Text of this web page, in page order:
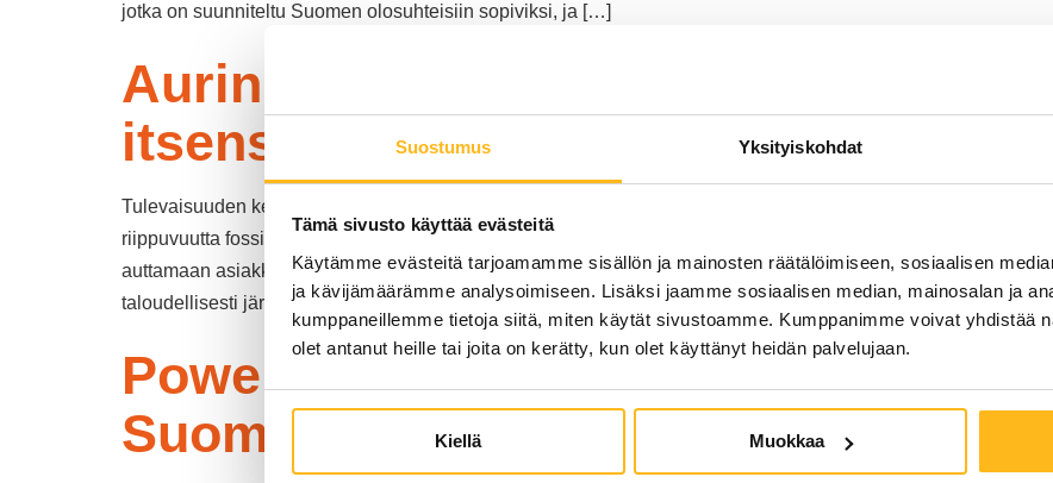
Suostumus Yksityiskohdat
Tämä sivusto käyttää evästeitä
Käytämme evästeitä tarjoamamme sisällön ja mainosten räätälöimiseen, sosiaalisen
ja kävijämäärämme analysoimiseen. Lisäksi jaamme sosiaalisen median, mainosalan ja
kumppaneillemme tietoja siitä, miten käytät sivustoamme. Kumppanimme voivat yhdistää
olet antanut heille tai joita on kerätty, kun olet käyttänyt heidän palvelujaan.
Kiellä Muokkaa
jotka on suunniteltu Suomen olosuhteisiin sopiviksi, ja […]
Aurinkosähköjärjestelmät: sijoitus,
itsensä takaisin
Tulevaisuuden kestävä sijoitus Aurinkoenergia on noussut yhdeksi suosituimmista tavoista tuottaa puhdasta
riippuvuutta fossiilisista polttoaineista, vaan tarjoaa myös taloudellisia etuja pitkällä aikavälillä. Powera,
auttamaan asiakkaitaan hyödyntämään aurinkoenergian tarjoamat mahdollisuudet. Investointi
taloudellisesti järkevä päätös, joka alkaa maksamaan itsensä takaisin heti […]
Powera opastaa: näin hyödynnät
Suomen olosuhteissa